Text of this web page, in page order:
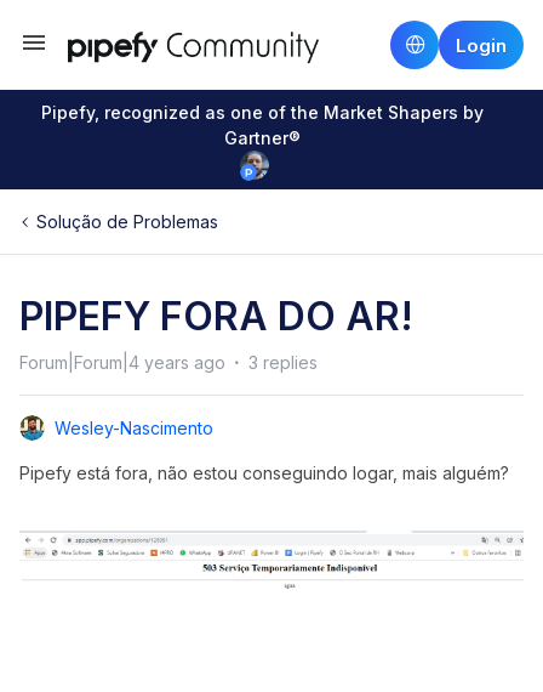
Login
Pipefy, recognized as one of the Market Shapers by
Gartner®
Solução de Problemas
PIPEFY FORA DO AR!
Forum|Forum|4 years ago 3 replies
Wesley-Nascimento
Pipefy está fora, não estou conseguindo logar, mais alguém?